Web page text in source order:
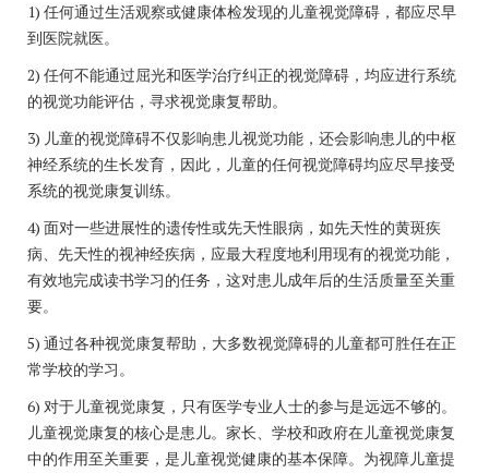
1) 任何通过生活观察或健康体检发现的儿童视觉障碍，都应尽早
到医院就医。
2) 任何不能通过屈光和医学治疗纠正的视觉障碍，均应进行系统
的视觉功能评估，寻求视觉康复帮助。
3) 儿童的视觉障碍不仅影响患儿视觉功能，还会影响患儿的中枢
神经系统的生长发育，因此，儿童的任何视觉障碍均应尽早接受
系统的视觉康复训练。
4) 面对一些进展性的遗传性或先天性眼病，如先天性的黄斑疾
病、先天性的视神经疾病，应最大程度地利用现有的视觉功能，
有效地完成读书学习的任务，这对患儿成年后的生活质量至关重
要。
5) 通过各种视觉康复帮助，大多数视觉障碍的儿童都可胜任在正
常学校的学习。
6) 对于儿童视觉康复，只有医学专业人士的参与是远远不够的。
儿童视觉康复的核心是患儿。家长、学校和政府在儿童视觉康复
中的作用至关重要，是儿童视觉健康的基本保障。为视障儿童提